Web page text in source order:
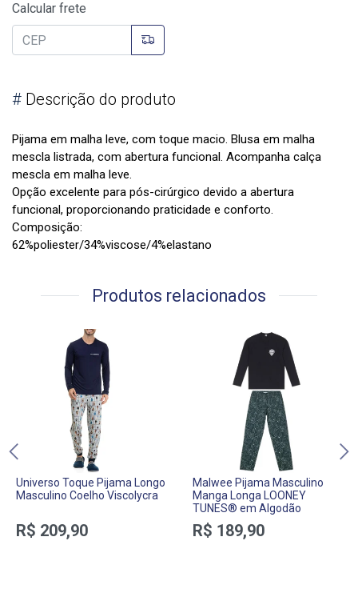
Calcular frete
# Descrição do produto
Pijama em malha leve, com toque macio. Blusa em malha
mescla listrada, com abertura funcional. Acompanha calça
mescla em malha leve.
Opção excelente para pós-cirúrgico devido a abertura
funcional, proporcionando praticidade e conforto.
Composição:
62%poliester/34%viscose/4%elastano
Produtos relacionados
Universo Toque Pijama Longo
Masculino Coelho Viscolycra
R$ 209,90
Malwee Pijama Masculino
Manga Longa LOONEY
TUNES® em Algodão
R$ 189,90